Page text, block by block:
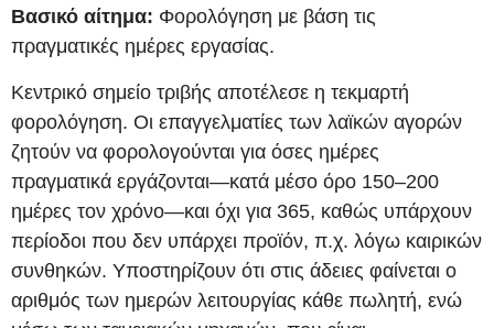
Βασικό αίτημα: Φορολόγηση με βάση τις
πραγματικές ημέρες εργασίας.
Κεντρικό σημείο τριβής αποτέλεσε η τεκμαρτή
φορολόγηση. Οι επαγγελματίες των λαϊκών αγορών
ζητούν να φορολογούνται για όσες ημέρες
πραγματικά εργάζονται—κατά μέσο όρο 150–200
ημέρες τον χρόνο—και όχι για 365, καθώς υπάρχουν
περίοδοι που δεν υπάρχει προϊόν, π.χ. λόγω καιρικών
συνθηκών. Υποστηρίζουν ότι στις άδειες φαίνεται ο
αριθμός των ημερών λειτουργίας κάθε πωλητή, ενώ